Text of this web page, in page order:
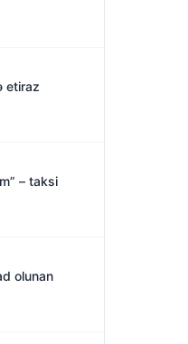
etiraz
– taksi
olunan